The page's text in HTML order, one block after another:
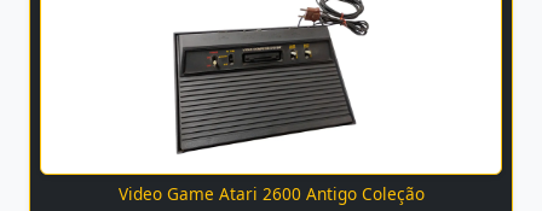
Video Game Atari 2600 Antigo Coleção